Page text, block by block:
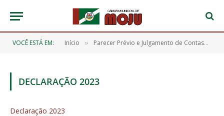
VOCÊ ESTÁ EM: Início » Parecer Prévio e Julgamento de Contas
DECLARAÇÃO 2023
Declaração 2023